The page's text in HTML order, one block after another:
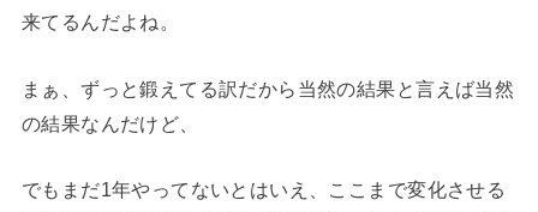
来てるんだよね。
まぁ、ずっと鍛えてる訳だから当然の結果と言えば当然
の結果なんだけど、
でもまだ1年やってないとはいえ、ここまで変化させる